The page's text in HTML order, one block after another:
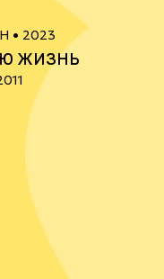
• 2023
ЖИЗНЬ